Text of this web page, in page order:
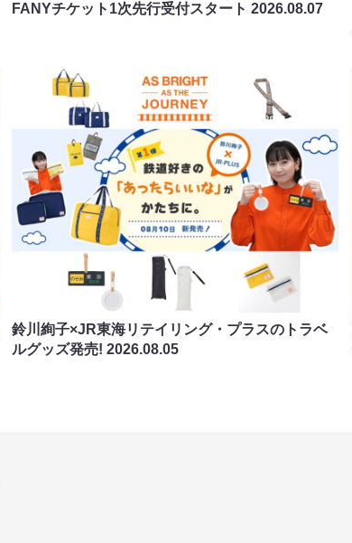
FANYチケット1次先行受付スタート2026.08.07
鈴川絢子×JR東海リテイリング・プラスのトラベ
ルグッズ発売!2026.08.05